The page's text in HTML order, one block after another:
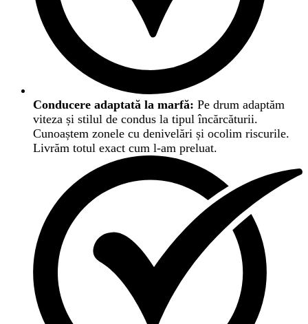
Conducere adaptată la marfă: Pe drum adaptăm
viteza și stilul de condus la tipul încărcăturii.
Cunoaștem zonele cu denivelări și ocolim riscurile.
Livrăm totul exact cum l-am preluat.